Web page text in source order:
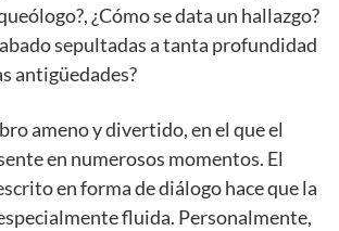
¿Cómo se data un hallazgo?
sepultadas a tanta profundidad
antigüedades?
ameno y divertido, en el que el
en numerosos momentos. El
en forma de diálogo hace que la
fluida. Personalmente,